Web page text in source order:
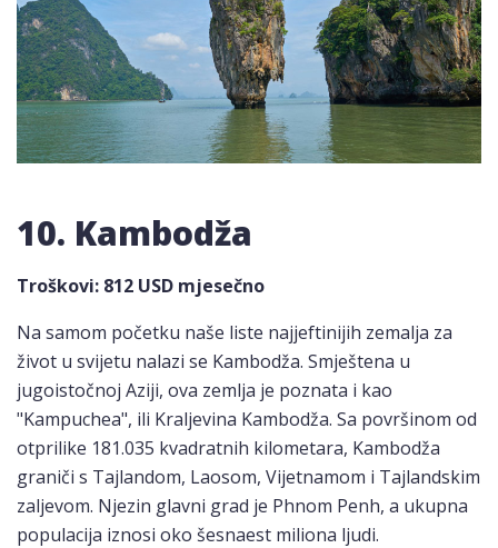
10. Kambodža
Troškovi: 812 USD mjesečno
Na samom početku naše liste najjeftinijih zemalja za
život u svijetu nalazi se Kambodža. Smještena u
jugoistočnoj Aziji, ova zemlja je poznata i kao
"Kampuchea", ili Kraljevina Kambodža. Sa površinom od
otprilike 181.035 kvadratnih kilometara, Kambodža
graniči s Tajlandom, Laosom, Vijetnamom i Tajlandskim
zaljevom. Njezin glavni grad je Phnom Penh, a ukupna
populacija iznosi oko šesnaest miliona ljudi.